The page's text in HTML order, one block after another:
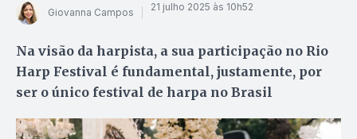
Giovanna Campos 21 julho 2025 às 10h52
Na visão da harpista, a sua participação no Rio
Harp Festival é fundamental, justamente, por
ser o único festival de harpa no Brasil